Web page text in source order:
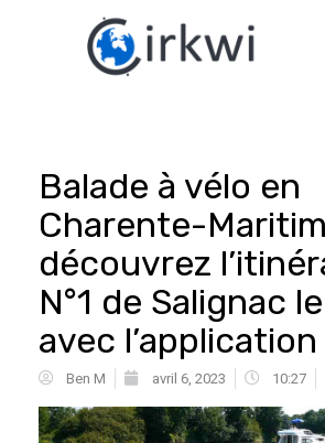
Balade à vélo en
Charente-
découvrez
N°1 de Salignac
avec
Ben M avril 6, 2023 10:27